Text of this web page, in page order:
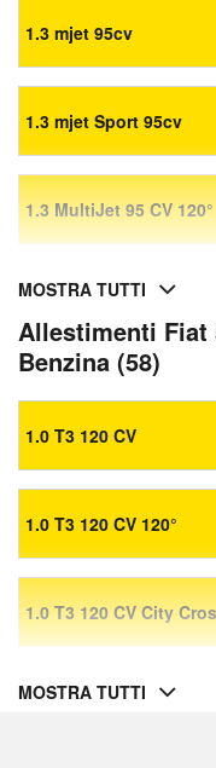
1.3 mjet 95cv
1.3 mjet Sport 95cv
1.3 MultiJet 95 CV 120°
MOSTRA TUTTI
Allestimenti Fiat
Benzina (58)
1.0 T3 120 CV
1.0 T3 120 CV 120°
1.0 T3 120 CV City
MOSTRA TUTTI